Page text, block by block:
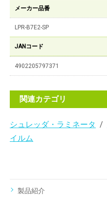
メーカー品番
LPR-B7E2-SP
JANコード
4902205797371
関連カテゴリ
シュレッダ・ラミネータ
イルム
製品紹介